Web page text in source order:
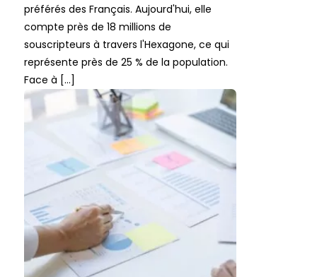
préférés des Français. Aujourd'hui, elle
compte près de 18 millions de
souscripteurs à travers l'Hexagone, ce qui
représente près de 25 % de la population.
Face à […]